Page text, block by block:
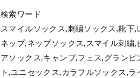
検索ワード
スマイルソックス,刺繍ソックス,靴下
ネップ,ネップソックス,スマイル刺繍
アソックス,キャンプ,フェス,グラン
ト,ユニセックス,カラフルソックス,